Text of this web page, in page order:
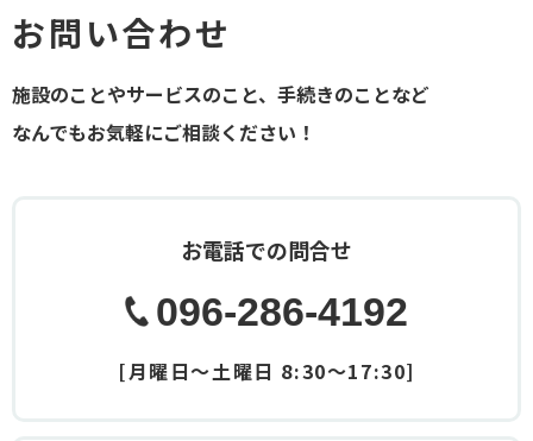
お問い合わせ
施設のことやサービスのこと、手続きのことなど
なんでもお気軽にご相談ください！
お電話での問合せ
096-286-4192
[月曜日～土曜日 8:30～17:30]